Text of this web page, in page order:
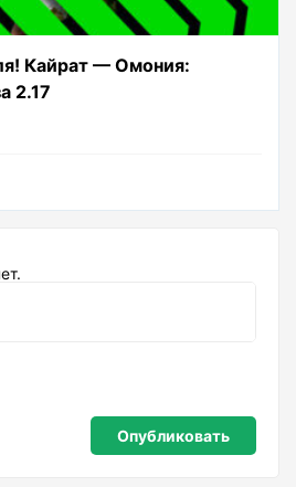
Кайрат — Омония:
2.17